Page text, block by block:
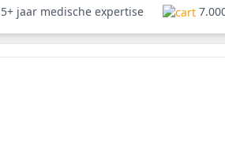
jaar medische expertise